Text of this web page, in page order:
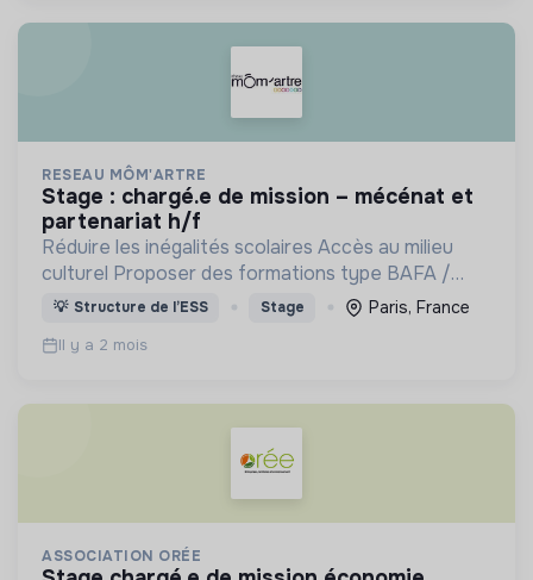
RESEAU MÔM'ARTRE
stage : chargé.e de mission – mécénat et
partenariat h/f
Réduire les inégalités scolaires Accès au milieu
culturel Proposer des formations type BAFA /
BAFD .
💡 Structure de l’ESS Stage Paris, France
Il y a 2 mois
ASSOCIATION ORÉE